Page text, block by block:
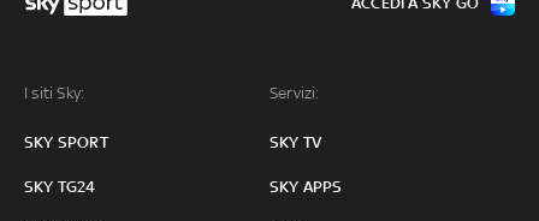
I siti Sky:
SKY SPORT
SKY TG24
Servizi:
SKY TV
SKY APPS